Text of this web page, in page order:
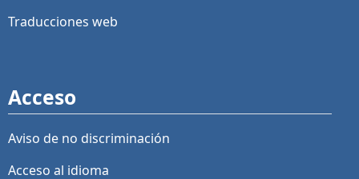
Traducciones web
Acceso
Aviso de no discriminación
Acceso al idioma